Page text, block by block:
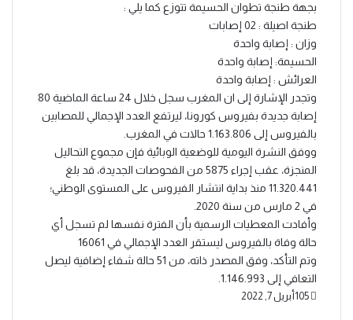
بجهة طنجة تطوان الحسيمة تتوزع كما يلي :
طنجة اصيلة : 02 إصابات
وزان : إصابة واحدة
الحسيمة: إصابة واحدة
العرائش : إصابة واحدة
وتجدر الإشارة إلى ان المغرب سجل خلال 24 ساعة الماضية 80
إصابة جديدة بفيروس كورونا، ليرتفع العدد الإجمالي للمصابين
بالفيروس إلى 1.163.806 حالات في المغرب.
ووفق النشرة اليومية للوضعية الوبائية فإن مجموع التحاليل
المنجزة، عقب إجراء 5875 من الفحوصات الجديدة، قد بلغ
11.320.441 منذ بداية انتشار الفيروس على المستوى الوطني؛
في 2 مارس من سنة 2020.
وأفادت المعطيات الرسمية بأن الفترة نفسها لم تسجل أي
حالة وفاة بالفيروس ليستقر العدد الإجمالي في 16061
وتم التأكد، وفق المصدر ذاته، من 51 حالة شفاء إضافية ليصل
التعافي إلى 1.146.993.
أبريل 7, 2022